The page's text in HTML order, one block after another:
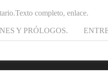
completo, enlace.
Y PRÓLOGOS.